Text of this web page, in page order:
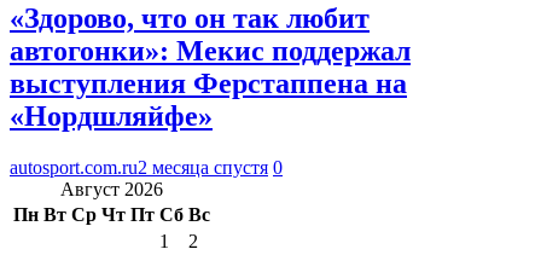
«Здорово, что он так любит
автогонки»: Мекис поддержал
выступления Ферстаппена на
«Нордшляйфе»
autosport.com.ru2 месяца спустя 0
Август 2026
Пн Вт Ср Чт Пт Сб Вс
1
2